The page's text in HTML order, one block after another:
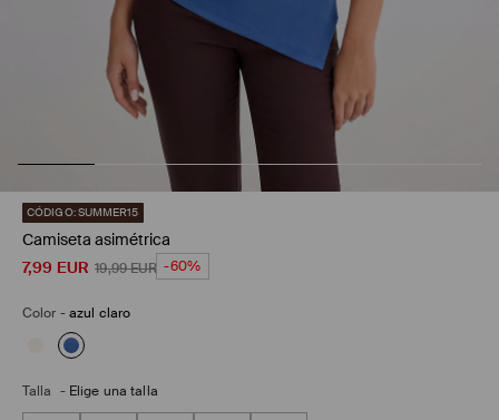
CÓDIGO: SUMMER15
Camiseta asimétrica
7,99 EUR 19,99EUR -60%
Color -azul claro
Talla - Elige una talla